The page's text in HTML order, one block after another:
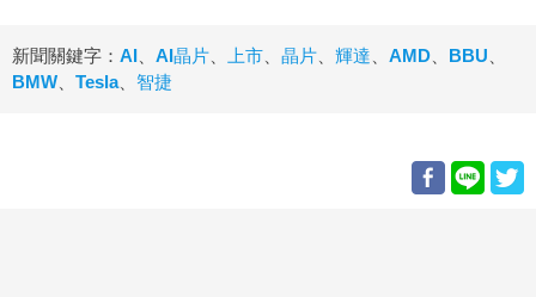
新聞關鍵字： AI AI晶片 上市 晶片 輝達 AMD BBU
BMW
Tesla、 智捷